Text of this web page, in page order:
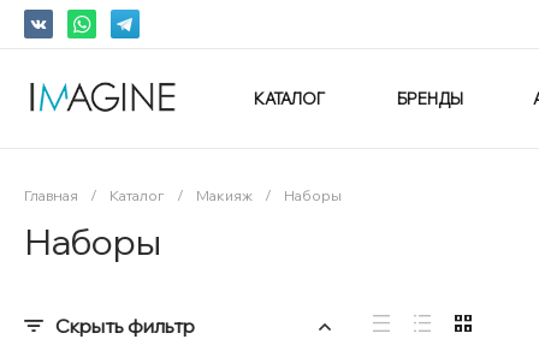
КАТАЛОГ БРЕНДЫ
Главная / Каталог / Макияж / Наборы
Наборы
Скрыть фильтр